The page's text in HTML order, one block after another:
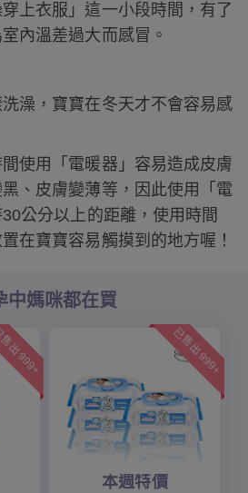
穿上衣服」這一小段時間，有了
內溫差過大而感冒。
洗澡，寶寶在冬天才不會容易感
使用「電暖器」容易造成皮膚
、皮膚變薄等，因此使用「電
公分以上的距離，使用時間
在寶寶容易觸摸到的地方喔！
中媽咪都在買
999+ 已售出 999+
本週特價